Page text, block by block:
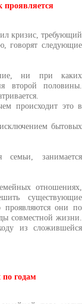
проявляется
кризис, требующий
говорят следующие
ни при каких
второй половины.
происходит это в
бытовых
занимается
отношениях,
существующие
проявляются они по
совместной жизни.
из сложившейся
годам